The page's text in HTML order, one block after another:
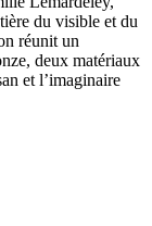
du visible et du
réunit un
deux matériaux
et l’imaginaire